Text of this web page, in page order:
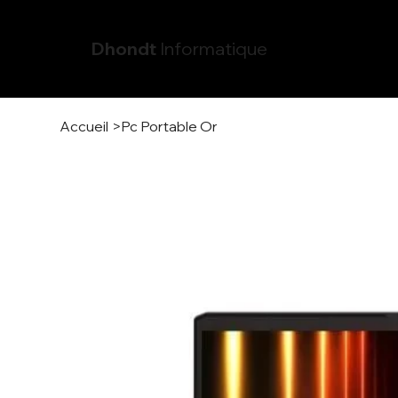
Dhondt Informatique
Accueil >Pc Portable Or